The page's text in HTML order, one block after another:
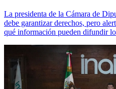
La presidenta de la Cámara de
debe garantizar derechos, pero
qué información pueden difundir